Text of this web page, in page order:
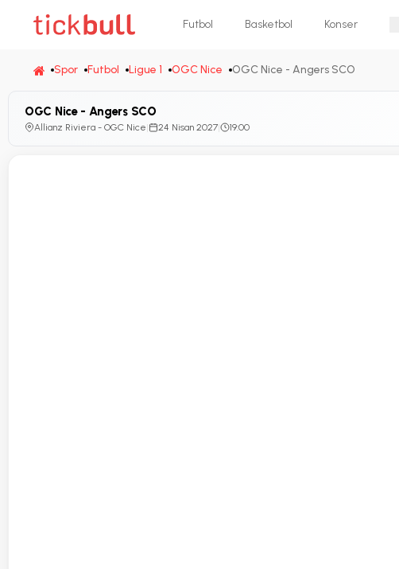
Futbol Basketbol Konser
Spor Futbol Ligue 1 OGC Nice OGC Nice - Angers SCO
OGC Nice - Angers SCO
Allianz Riviera - OGC Nice| 24 Nisan 2027| 19:00